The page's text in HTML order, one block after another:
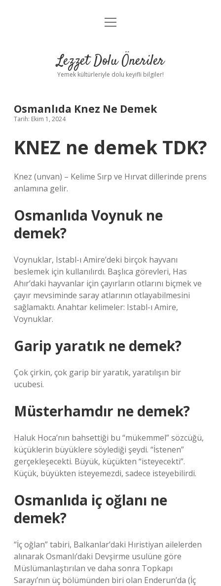
Anasayfa
Yasal Uyarı
menüyü
Lezzet Dolu Öneriler
Yemek kültürleriyle dolu keyifli bilgiler!
Osmanlıda Knez Ne Demek
Tarih: Ekim 1, 2024
KNEZ ne demek TDK?
Knez (unvan) – Kelime Sırp ve Hırvat dillerinde prens
anlamına gelir.
Osmanlıda Voynuk ne
demek?
Voynuklar, Istabl-ı Amire’deki birçok hayvanı
beslemek için kullanılırdı. Başlıca görevleri, Has
Ahır’daki hayvanlar için çayırların otlarını biçmek ve
çayır mevsiminde saray atlarının otlayabilmesini
sağlamaktı. Anahtar kelimeler: Istabl-ı Amire,
Voynuklar.
Garip yaratık ne demek?
Çok çirkin, çok garip bir yaratık, yaratılışın bir
ucubesi.
Müsterhamdır ne demek?
Haluk Hoca’nın bahsettiği bu “mükemmel” sözcüğü,
küçüklerin büyüklere söylediği şeydi. “İstenen”
gerçekleşecekti. Büyük, küçükten “isteyecekti”.
Küçük, büyükten isteyemezdi, sadece isteyebilirdi.
Osmanlıda iç oğlanı ne
demek?
“İç oğlan” tabiri, Balkanlar’daki Hıristiyan ailelerden
alınarak Osmanlı’daki Devşirme usulüne göre
Müslümanlaştırılan ve daha sonra Topkapı
Sarayı’nın üç bölümünden biri olan Enderun’da (İç